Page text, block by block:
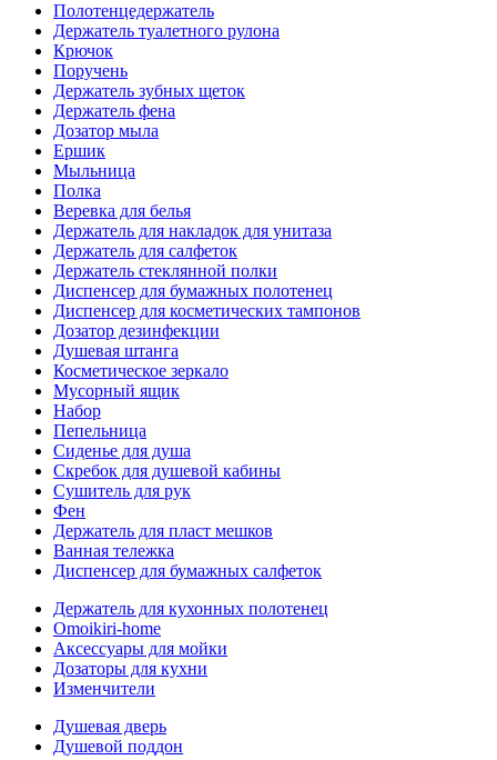
Полотенцедержатель
Держатель туалетного рулона
Крючок
Поручень
Держатель зубных щеток
Держатель фена
Дозатор мыла
Eршик
Мыльница
Полка
Веревка для белья
Держатель для накладок для унитаза
Держатель для салфеток
Держатель стеклянной полки
Диспенсер для бумажных полотенец
Диспенсер для косметических тампонов
Дозатор дезинфекции
Душевая штанга
Косметическое зеркало
Мусорный ящик
Набор
Пепельница
Сиденье для душа
Скребок для душевой кабины
Сушитель для рук
Фен
Держатель для пласт мешков
Ванная тележка
Диспенсер для бумажных салфеток
Держатель для кухонных полотенец
Omoikiri-home
Аксессуары для мойки
Дозаторы для кухни
Изменчители
Душевая дверь
Душевой поддон